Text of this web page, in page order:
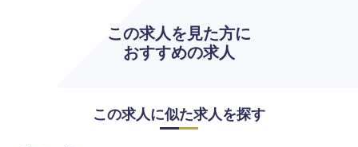
この求人を見た方に
おすすめの求人
この求人に似た求人を探す
九州・沖縄
長崎県 熊本県